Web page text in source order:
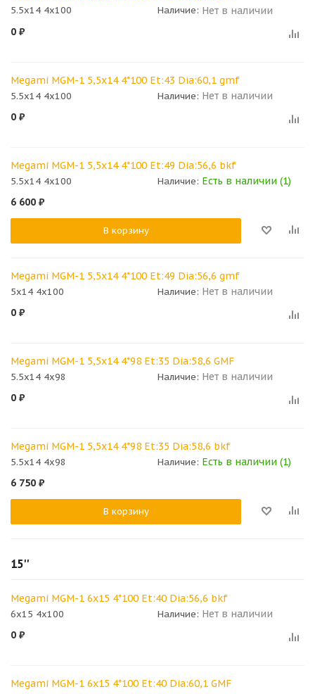
5.5x14 4x100 Наличие: Нет в наличии
0 ₽
Megami MGM-1 5,5x14 4*100 Et:43 Dia:60,1 gmf
5.5x14 4x100 Наличие: Нет в наличии
0 ₽
Megami MGM-1 5,5x14 4*100 Et:49 Dia:56,6 bkf
5.5x14 4x100 Наличие: Есть в наличии (1)
6 600 ₽
В корзину
Megami MGM-1 5,5x14 4*100 Et:49 Dia:56,6 gmf
5x14 4x100 Наличие: Нет в наличии
0 ₽
Megami MGM-1 5,5x14 4*98 Et:35 Dia:58,6 GMF
5.5x14 4x98 Наличие: Нет в наличии
0 ₽
Megami MGM-1 5,5x14 4*98 Et:35 Dia:58,6 bkf
5.5x14 4x98 Наличие: Есть в наличии (1)
6 750 ₽
В корзину
15''
Megami MGM-1 6x15 4*100 Et:40 Dia:56,6 bkf
6x15 4x100 Наличие: Нет в наличии
0 ₽
Megami MGM-1 6x15 4*100 Et:40 Dia:60,1 GMF